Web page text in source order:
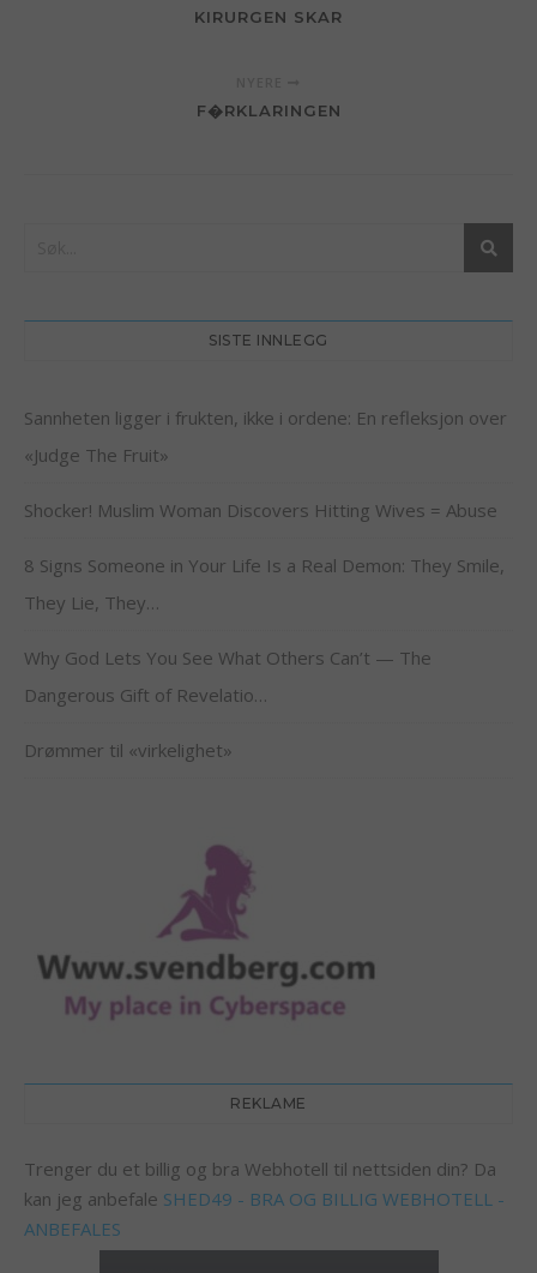
KIRURGEN SKAR
F�RKLARINGEN
SISTE INNLEGG
Sannheten ligger i frukten, ikke i ordene: En refleksjon over
«Judge The Fruit»
Shocker! Muslim Woman Discovers Hitting Wives = Abuse
8 Signs Someone in Your Life Is a Real Demon: They Smile,
They Lie, They…
Why God Lets You See What Others Can’t — The
Dangerous Gift of Revelatio…
Drømmer til «virkelighet»
REKLAME
Trenger du et billig og bra Webhotell til nettsiden din? Da
kan jeg anbefale SHED49 - BRA OG BILLIG WEBHOTELL -
ANBEFALES